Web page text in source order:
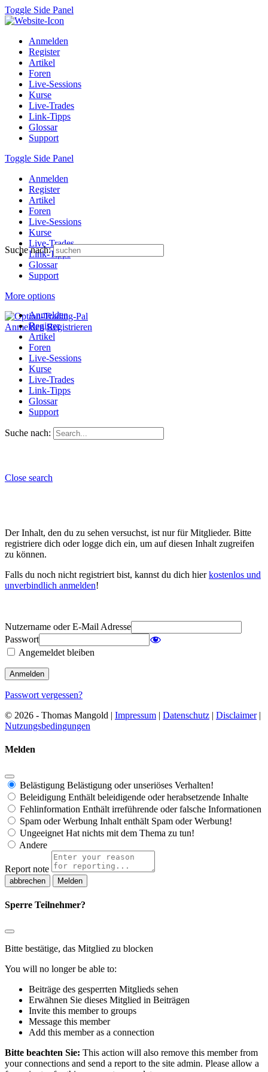
Toggle Side Panel
Anmelden
Register
Artikel
Foren
Live-Sessions
Kurse
Live-Trades
Link-Tipps
Glossar
Support
Toggle Side Panel
Anmelden
Register
Artikel
Foren
Live-Sessions
Kurse
Live-Trades
Link-Tipps
Glossar
Support
More options
Anmelden Registrieren
Suche nach:
Anmelden
Register
Artikel
Foren
Live-Sessions
Kurse
Live-Trades
Link-Tipps
Glossar
Support
Suche nach:
Close search
Der Inhalt, den du zu sehen versuchst, ist nur für Mitglieder. Bitte
registriere dich oder logge dich ein, um auf diesen Inhalt zugreifen
zu können.
Falls du noch nicht registriert bist, kannst du dich hierkostenlos und
unverbindlich anmelden!
Nutzername oder E-Mail Adresse
Passwort
Angemeldet bleiben
Passwort vergessen?
© 2026 - Thomas Mangold | Impressum | Datenschutz | Disclaimer|
Nutzungsbedingungen
Melden
Belästigung Belästigung oder unseriöses Verhalten!
Beleidigung Enthält beleidigende oder herabsetzende Inhalte
Fehlinformation Enthält irreführende oder falsche Informationen
Spam oder Werbung Inhalt enthält Spam oder Werbung!
Ungeeignet Hat nichts mit dem Thema zu tun!
Andere
Report note
Melden
Sperre Teilnehmer?
Bitte bestätige, das Mitglied zu blocken
You will no longer be able to:
Beiträge des gesperrten Mitglieds sehen
Erwähnen Sie dieses Mitglied in Beiträgen
Invite this member to groups
Message this member
Add this member as a connection
Bitte beachten Sie: This action will also remove this member from
your connections and send a report to the site admin. Please allow a